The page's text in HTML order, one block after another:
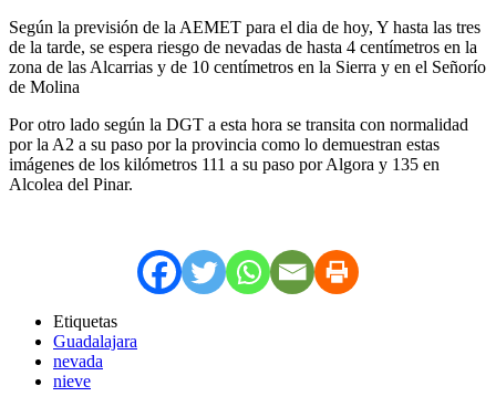
Según la previsión de la AEMET para el dia de hoy, Y hasta las tres
de la tarde, se espera riesgo de nevadas de hasta 4 centímetros en la
zona de las Alcarrias y de 10 centímetros en la Sierra y en el Señorío
de Molina
Por otro lado según la DGT a esta hora se transita con normalidad
por la A2 a su paso por la provincia como lo demuestran estas
imágenes de los kilómetros 111 a su paso por Algora y 135 en
Alcolea del Pinar.
Etiquetas
Guadalajara
nevada
nieve